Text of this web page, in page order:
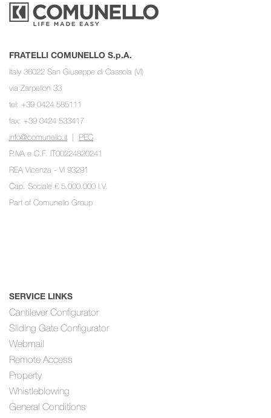
FRATELLI COMUNELLO S.p.A.
Italy 36022 San Giuseppe di Cassola (VI)
via Zarpellon 33
tel: +39 0424 585111
fax: +39 0424 533417
info@comunello.it | PEC
P.IVA e C.F. IT00224820241
REA Vicenza - VI 93291
Cap. Sociale € 5.000.000 I.V.
Part of Comunello Group
SERVICE LINKS
Cantilever Configurator
Sliding Gate Configurator
Webmail
Remote Access
Property
Whistleblowing
General Conditions